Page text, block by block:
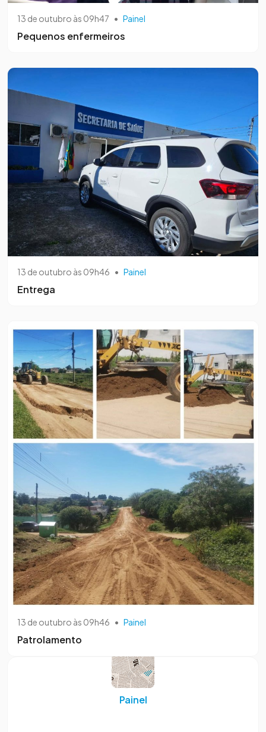
13 de outubro às 09h47 • Painel
Pequenos enfermeiros
13 de outubro às 09h46 • Painel
Entrega
13 de outubro às 09h46 • Painel
Patrolamento
Painel